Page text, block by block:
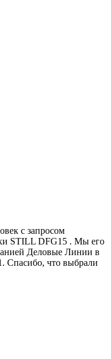
с запросом
STILL DFG15 . Мы его
Деловые Линии в
Спасибо, что выбрали